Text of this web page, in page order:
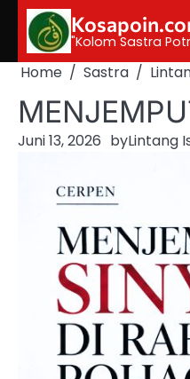
Skip
content
"Kolom Sastra
Home Sastra
Juni 13, 2026 byLintang